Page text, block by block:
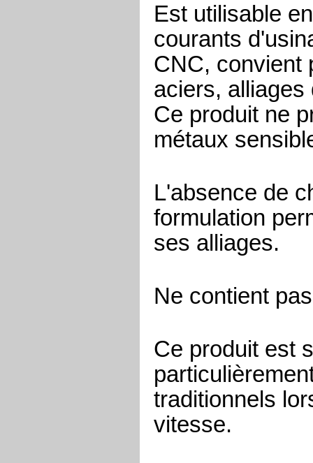
Est utilisable
courants
CNC, convient
aciers, alliages
Ce produit ne
métaux
L'absence de
formulation
ses alliages.
Ne contient
Ce produit est
traditionnels
vitesse.